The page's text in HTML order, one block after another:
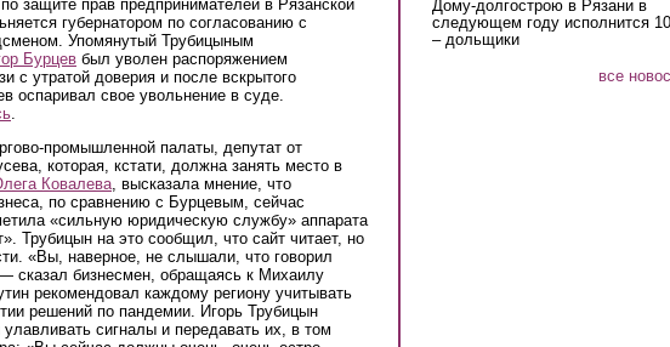
защите прав предпринимателей в Рязанской
губернатором по согласованию с
Упомянутый Трубицыным
Бурцев был уволен распоряжением
с утратой доверия и после вскрытого
оспаривал свое увольнение в суде.
промышленной палаты, депутат от
которая, кстати, должна занять место в
Ковалева, высказала мнение, что
по сравнению с Бурцевым, сейчас
«сильную юридическую службу» аппарата
Трубицын на это сообщил, что сайт читает, но
«Вы, наверное, не слышали, что говорил
сказал бизнесмен, обращаясь к Михаилу
рекомендовал каждому региону учитывать
решений по пандемии. Игорь Трубицын
сигналы и передавать их, в том
Дому-долгострою в Рязани в
следующем году исполнится
– дольщики
все